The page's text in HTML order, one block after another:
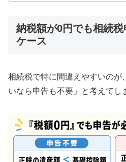
納税額が0円でも相続
ケース
相続税で特に間違えやすいのが
いなら申告も不要」と考えてし